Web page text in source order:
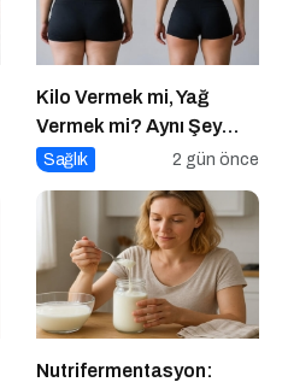
Kilo Vermek mi, Yağ
Vermek mi? Aynı Şey
Sanıyoruz Ama Değil!
Sağlık 2 gün önce
Nutrifermentasyon: